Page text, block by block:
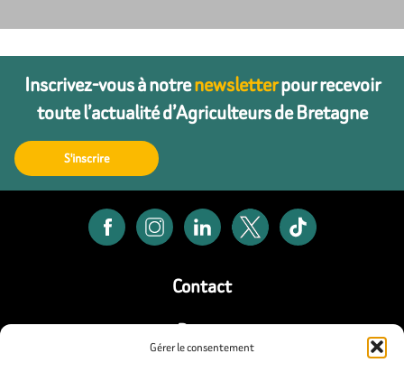
Gérer le consentement
Inscrivez-vous à notrenewsletterpour recevoir
toute l’actualité d’Agriculteurs de Bretagne
S'inscrire
Contact
Presse